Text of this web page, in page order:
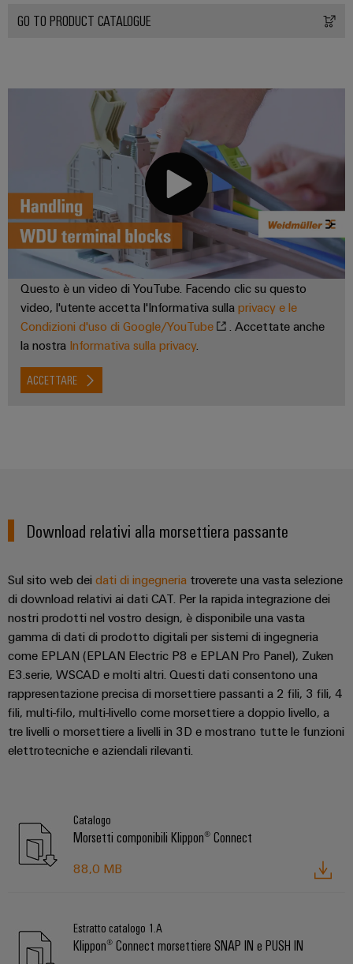
GO TO PRODUCT CATALOGUE
Questo è un video di YouTube. Facendo clic su questo
video, l'utente accetta l'Informativa sulla privacy e le
Condizioni d'uso di Google/YouTube
. Accettate anche
la nostra Informativa sulla privacy.
ACCETTARE
Download relativi alla morsettiera passante
Sul sito web dei dati di ingegneria troverete una vasta selezione
di download relativi ai dati CAT. Per la rapida integrazione dei
nostri prodotti nel vostro design, è disponibile una vasta
gamma di dati di prodotto digitali per sistemi di ingegneria
come EPLAN (EPLAN Electric P8 e EPLAN Pro Panel), Zuken
E3.serie, WSCAD e molti altri. Questi dati consentono una
rappresentazione precisa di morsettiere passanti a 2 fili, 3 fili, 4
fili, multi-filo, multi-livello come morsettiere a doppio livello, a
tre livelli o morsettiere a livelli in 3D e mostrano tutte le funzioni
elettrotecniche e aziendali rilevanti.
Catalogo
Morsetti componibili Klippon® Connect
88,0 MB
Estratto catalogo 1.A
Klippon® Connect morsettiere SNAP IN e PUSH IN